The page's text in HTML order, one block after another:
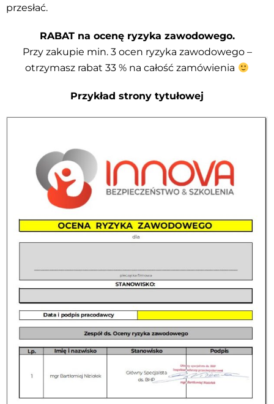
przesłać.
RABAT na ocenę ryzyka zawodowego.
Przy zakupie min. 3 ocen ryzyka zawodowego –
otrzymasz rabat 33 % na całość zamówienia
Przykład strony tytułowej